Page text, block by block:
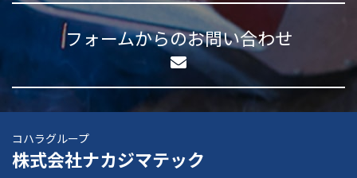
フォームからのお問い合わせ
コハラグループ
株式会社ナカジマテック